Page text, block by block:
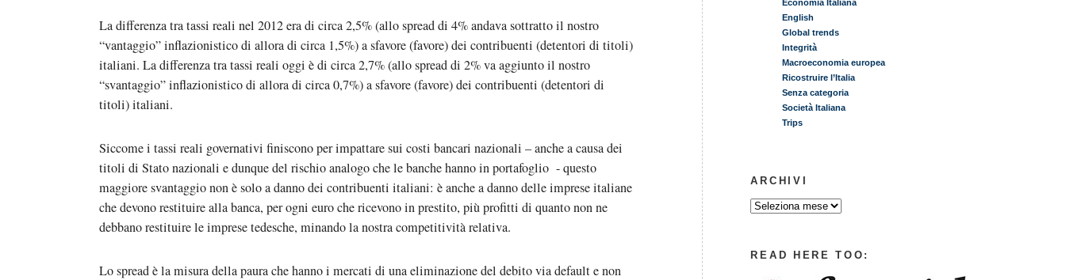
La differenza tra tassi reali nel 2012 era di circa 2,5% (allo spread di 4% andava sottratto il nostro
“vantaggio” inflazionistico di allora di circa 1,5%) a sfavore (favore) dei contribuenti (detentori di titoli)
italiani. La differenza tra tassi reali oggi è di circa 2,7% (allo spread di 2% va aggiunto il nostro
“svantaggio” inflazionistico di allora di circa 0,7%) a sfavore (favore) dei contribuenti (detentori di
titoli) italiani.
Siccome i tassi reali governativi finiscono per impattare sui costi bancari nazionali – anche a causa dei
titoli di Stato nazionali e dunque del rischio analogo che le banche hanno in portafoglio - questo
maggiore svantaggio non è solo a danno dei contribuenti italiani: è anche a danno delle imprese italiane
che devono restituire alla banca, per ogni euro che ricevono in prestito, più profitti di quanto non ne
debbano restituire le imprese tedesche, minando la nostra competitività relativa.
Lo spread è la misura della paura che hanno i mercati di una eliminazione del debito via default e non
Economia Italiana
English
Global trends
Integrità
Macroeconomia europea
Ricostruire l’Italia
Senza categoria
Società Italiana
Trips
ARCHIVI
READ HERE TOO: